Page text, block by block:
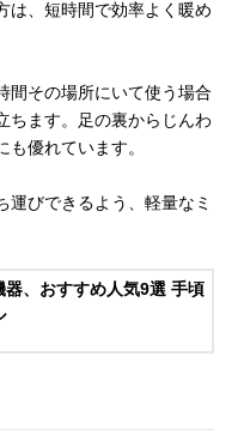
は、短時間で効率よく暖め
間その場所にいて使う場合
ちます。足の裏からじんわ
優れています。
運びできるよう、軽量なミ
器、おすすめ人気9選 手頃